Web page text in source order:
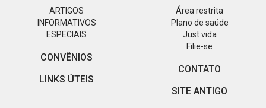
ARTIGOS
INFORMATIVOS
ESPECIAIS
CONVÊNIOS
LINKS ÚTEIS
Área restrita
Plano de saúde
Just vida
Filie-se
CONTATO
SITE ANTIGO